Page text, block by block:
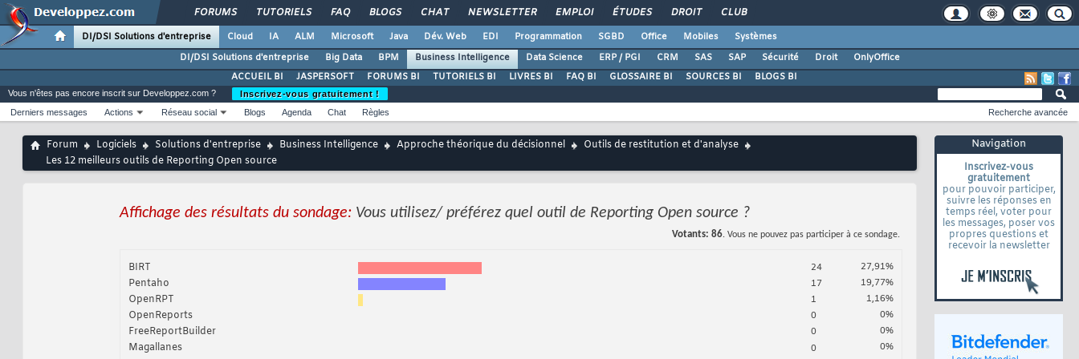
FORUMS TUTORIELS FAQ BLOGS CHAT NEWSLETTER EMPLOI ÉTUDES DROIT CLUB
DI/DSI Solutions d'entreprise Cloud IA ALM Microsoft Java Dév. Web EDI Programmation SGBD Office Mobiles
Systèmes
DI/DSI Solutions d'entreprise
Big Data BPM Business Intelligence Data Science ERP / PGI CRM SAS SAP Sécurité Droit
OnlyOffice
ACCUEIL BI
JASPERSOFT FORUMS BI TUTORIELS BI LIVRES BI FAQ BI GLOSSAIRE BI SOURCES BI BLOGS BI
Navigation
Inscrivez-vous
gratuitement
pour pouvoir participer,
suivre les réponses en
temps réel, voter pour
les messages, poser vos
propres questions et
recevoir la newsletter
Vous n'êtes pas encore inscrit sur Developpez.com ?
Inscrivez-vous gratuitement !
Derniers messages
Actions Réseau social Blogs Agenda Chat Règles Recherche avancée
Forum Logiciels Solutions d'entreprise Business Intelligence Approche théorique du décisionnel
Outils de restitution et d'analyse
Les 12 meilleurs outils de Reporting Open source
Affichage des résultats du sondage: Vous utilisez/ préférez quel outil de Reporting Open source ?
Votants 86. Vous ne pouvez pas participer à ce sondage.
BIRT 24 27,91%
Pentaho 17 19,77%
OpenRPT 1 1,16%
OpenReports 0 0%
FreeReportBuilder 0 0%
Magallanes 0 0%